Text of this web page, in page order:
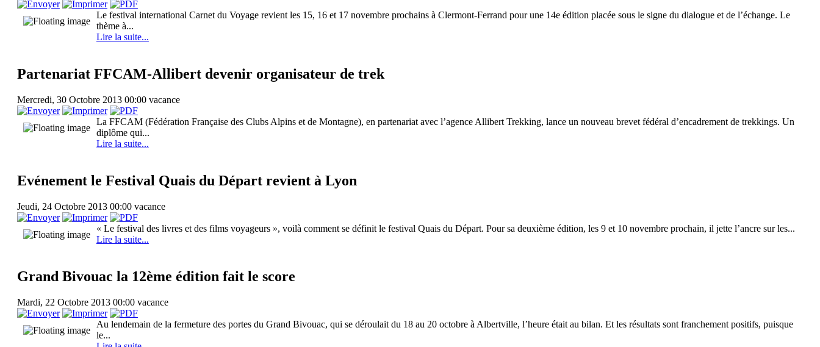
Le festival international Carnet du Voyage revient les 15, 16 et 17 novembre prochains à Clermont-Ferrand pour une 14e édition placée sous le signe du dialogue et de l’échange. Le
thème à...
Lire la suite...
Partenariat FFCAM-Allibert devenir organisateur de trek
Mercredi, 30 Octobre 2013 00:00 vacance
La FFCAM (Fédération Française des Clubs Alpins et de Montagne), en partenariat avec l’agence Allibert Trekking, lance un nouveau brevet fédéral d’encadrement de trekkings. Un
diplôme qui...
Lire la suite...
Evénement le Festival Quais du Départ revient à Lyon
Jeudi, 24 Octobre 2013 00:00 vacance
« Le festival des livres et des films voyageurs », voilà comment se définit le festival Quais du Départ. Pour sa deuxième édition, les 9 et 10 novembre prochain, il jette l’ancre sur les...
Lire la suite...
Grand Bivouac la 12ème édition fait le score
Mardi, 22 Octobre 2013 00:00 vacance
Au lendemain de la fermeture des portes du Grand Bivouac, qui se déroulait du 18 au 20 octobre à Albertville, l’heure était au bilan. Et les résultats sont franchement positifs, puisque
le...